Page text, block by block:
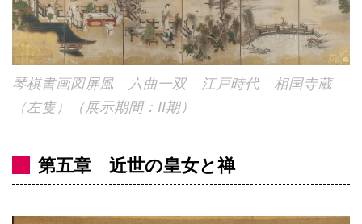
琴棋書画図屏風 六曲一双 江戸時代 相国寺蔵
（左隻）（展示期間：II期）
第五章 近世の皇女と禅